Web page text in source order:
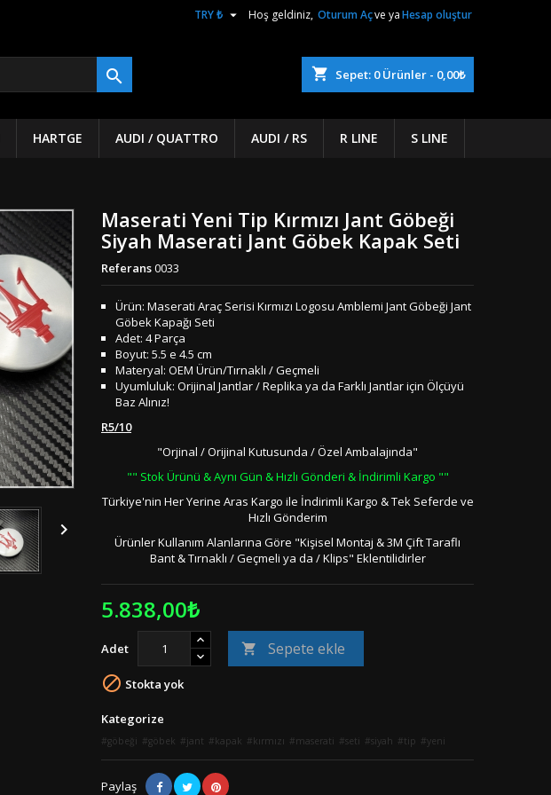
Hoş geldiniz, Oturum Açve yaHesap oluştur
TRY ₺ 
shopping_cart Sepet: 0Ürünler - 0,00₺

HARTGE AUDI / QUATTRO AUDI / RS R LINE S LINE

Maserati Yeni Tip Kırmızı Jant Göbeği
Siyah Maserati Jant Göbek Kapak Seti
Referans0033
Ürün: Maserati Araç Serisi Kırmızı Logosu Amblemi Jant Göbeği Jant
Göbek Kapağı Seti
Adet: 4 Parça
Boyut: 5.5 e 4.5 cm
Materyal: OEM Ürün/Tırnaklı / Geçmeli
Uyumluluk: Orijinal Jantlar / Replika ya da Farklı Jantlar için Ölçüyü
Baz Alınız!
R5/10
"Orjinal / Orijinal Kutusunda / Özel Ambalajında"
"" Stok Ürünü & Aynı Gün & Hızlı Gönderi & İndirimli Kargo ""
Türkiye'nin Her Yerine Aras Kargo ile İndirimli Kargo & Tek Seferde ve
Hızlı Gönderim
Ürünler Kullanım Alanlarına Göre "Kişisel Montaj & 3M Çift Taraflı
Bant & Tırnaklı / Geçmeli ya da / Klips" Eklentilidirler
5.838,00₺
Adet  Sepete ekle
 Stokta yok
Kategorize
göbeği göbek jant kapak kırmızı maserati seti siyah tip yeni
Paylaş